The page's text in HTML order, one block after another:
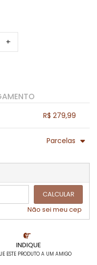
INDIQUE
ESTE PRODUTO A UM AMIGO
+
R$ 279,99
Parcelas
...
CALCULAR
Não sei meu cep